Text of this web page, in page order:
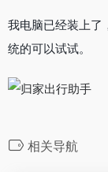
我电脑已经装上了
统的可以试试。
相关导航